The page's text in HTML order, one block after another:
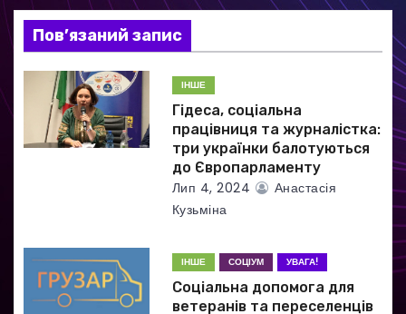
з
а
и
в
Пов’язаний запис
ІНШЕ
Гідеса, соціальна
працівниця та журналістка:
три українки балотуються
до Європарламенту
Лип 4, 2024
Анастасія
Кузьміна
ІНШЕ СОЦІУМ УВАГА!
Соціальна допомога для
ветеранів та переселенців